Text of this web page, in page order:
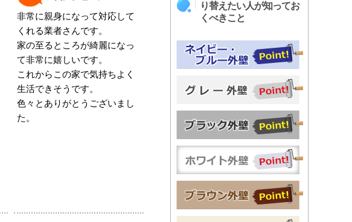
非常に親身になって対応して
くれる業者さんです。
家の至るところが綺麗になっ
て非常に嬉しいです。
これからこの家で気持ちよく
生活できそうです。
色々とありがとうございまし
た。
り替えたい人が知ってお
くべきこと